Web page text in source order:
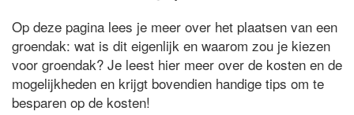
Op deze pagina lees je meer over het plaatsen van een
groendak: wat is dit eigenlijk en waarom zou je kiezen
voor groendak? Je leest hier meer over de kosten en de
mogelijkheden en krijgt bovendien handige tips om te
besparen op de kosten!